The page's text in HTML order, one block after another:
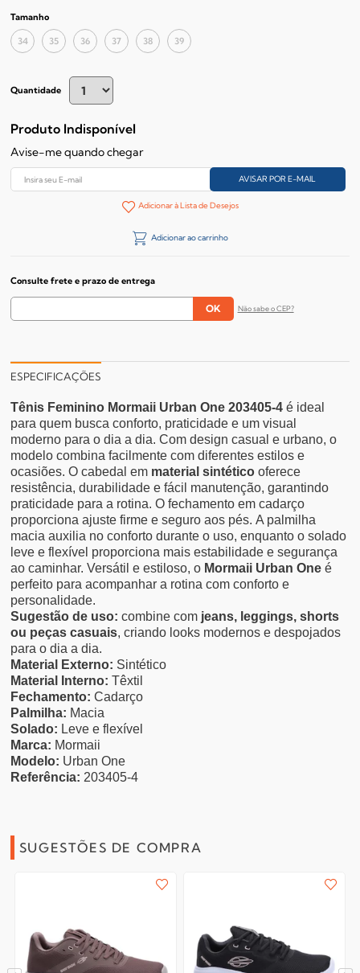
Tamanho
34 35 36 37 38 39
Quantidade
Produto Indisponível
Avise-me quando chegar
Adicionar à Lista de Desejos
Adicionar ao carrinho
Consulte frete e prazo de entrega
Não sabe o CEP?
ESPECIFICAÇÕES
Tênis Feminino Mormaii Urban One 203405-4 é ideal
para quem busca conforto, praticidade e um visual
moderno para o dia a dia. Com design casual e urbano, o
modelo combina facilmente com diferentes estilos e
ocasiões.O cabedal em material sintético oferece
resistência, durabilidade e fácil manutenção, garantindo
praticidade para a rotina. O fechamento em cadarço
proporciona ajuste firme e seguro aos pés.A palmilha
macia auxilia no conforto durante o uso, enquanto o solado
leve e flexível proporciona mais estabilidade e segurança
ao caminhar.Versátil e estiloso, o Mormaii Urban One é
perfeito para acompanhar a rotina com conforto e
personalidade.
Sugestão de uso: combine com jeans, leggings, shorts
ou peças casuais, criando looks modernos e despojados
para o dia a dia.
Material Externo: Sintético
Material Interno: Têxtil
Fechamento: Cadarço
Palmilha: Macia
Solado: Leve e flexível
Marca: Mormaii
Modelo: Urban One
Referência: 203405-4
SUGESTÕES DE COMPRA